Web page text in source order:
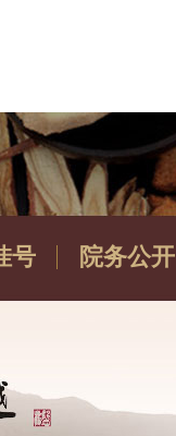
号 院务公开